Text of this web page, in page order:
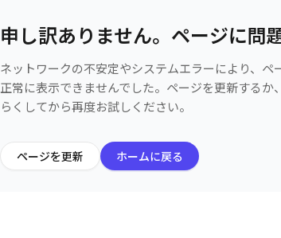
申し訳ありません。ページに問
ネットワークの不安定やシステムエラーにより、ペ
正常に表示できませんでした。ページを更新するか
らくしてから再度お試しください。
ページを更新 ホームに戻る